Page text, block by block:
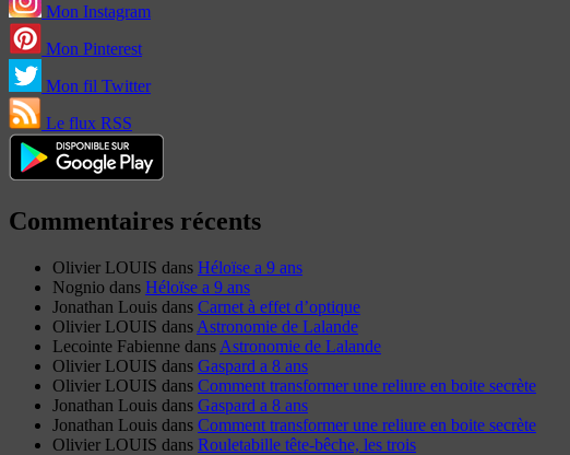
Mon Instagram
Mon Pinterest
Mon fil Twitter
Le flux RSS
Commentaires récents
Olivier LOUIS dans Héloïse a 9 ans
Nognio dans Héloïse a 9 ans
Jonathan Louis dans Carnet à effet d’optique
Olivier LOUIS dans Astronomie de Lalande
Lecointe Fabienne dans Astronomie de Lalande
Olivier LOUIS dans Gaspard a 8 ans
Olivier LOUIS dans Comment transformer une reliure en boite secrète
Jonathan Louis dans Gaspard a 8 ans
Jonathan Louis dans Comment transformer une reliure en boite secrète
Olivier LOUIS dans Rouletabille tête-bêche, les trois